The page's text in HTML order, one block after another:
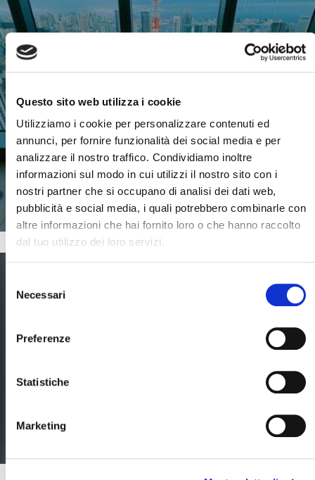
Questo sito web utilizza i cookie
Utilizziamo i cookie per personalizzare contenuti ed
annunci, per fornire funzionalità dei social media e per
analizzare il nostro traffico. Condividiamo inoltre
informazioni sul modo in cui utilizzi il nostro sito con i
nostri partner che si occupano di analisi dei dati web,
pubblicità e social media, i quali potrebbero combinarle con
altre informazioni che hai fornito loro o che hanno raccolto
dal tuo utilizzo dei loro servizi.
delNecessari
Preferenze
Statistiche
Marketing
B-TOUR
GRANDI EMOZIONI
SCOPRI DI PIU'